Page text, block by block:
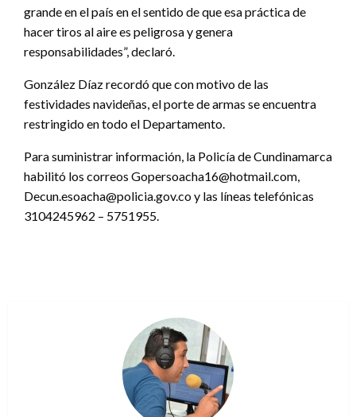
grande en el país en el sentido de que esa práctica de
hacer tiros al aire es peligrosa y genera
responsabilidades”, declaró.
González Díaz recordó que con motivo de las
festividades navideñas, el porte de armas se encuentra
restringido en todo el Departamento.
Para suministrar información, la Policía de Cundinamarca
habilitó los correos Gopersoacha16@hotmail.com,
Decun.esoacha@policia.gov.co y las líneas telefónicas
3104245962 – 5751955.